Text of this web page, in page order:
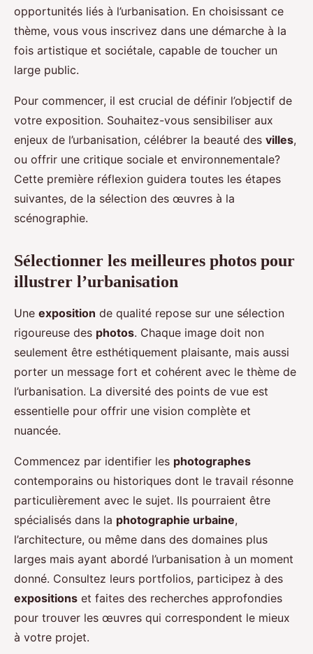
opportunités liés à l’urbanisation. En choisissant ce
thème, vous vous inscrivez dans une démarche à la
fois artistique et sociétale, capable de toucher un
large public.
Pour commencer, il est crucial de définir l’objectif de
votre exposition. Souhaitez-vous sensibiliser aux
enjeux de l’urbanisation, célébrer la beauté des villes,
ou offrir une critique sociale et environnementale?
Cette première réflexion guidera toutes les étapes
suivantes, de la sélection des œuvres à la
scénographie.
Sélectionner les meilleures photos pour
illustrer l’urbanisation
Une exposition de qualité repose sur une sélection
rigoureuse des photos. Chaque image doit non
seulement être esthétiquement plaisante, mais aussi
porter un message fort et cohérent avec le thème de
l’urbanisation. La diversité des points de vue est
essentielle pour offrir une vision complète et
nuancée.
Commencez par identifier les photographes
contemporains ou historiques dont le travail résonne
particulièrement avec le sujet. Ils pourraient être
spécialisés dans la photographie urbaine,
l’architecture, ou même dans des domaines plus
larges mais ayant abordé l’urbanisation à un moment
donné. Consultez leurs portfolios, participez à des
expositions et faites des recherches approfondies
pour trouver les œuvres qui correspondent le mieux
à votre projet.